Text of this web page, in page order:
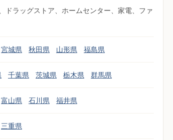
ドラッグストア、ホームセンター、家電、ファ
宮城県 秋田県 山形県 福島県
千葉県 茨城県 栃木県 群馬県
富山県 石川県 福井県
三重県